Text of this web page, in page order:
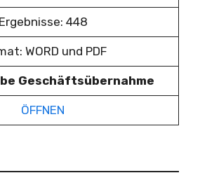
Ergebnisse: 448
WORD und PDF
Geschäftsübernahme
ÖFFNEN